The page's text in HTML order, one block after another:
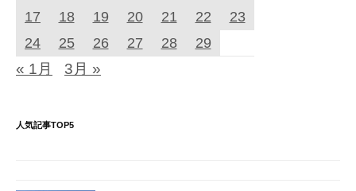
17
18 19 20 21 22
23
24
25 26 27 28 29
« 1月 3月 »
人気記事TOP5